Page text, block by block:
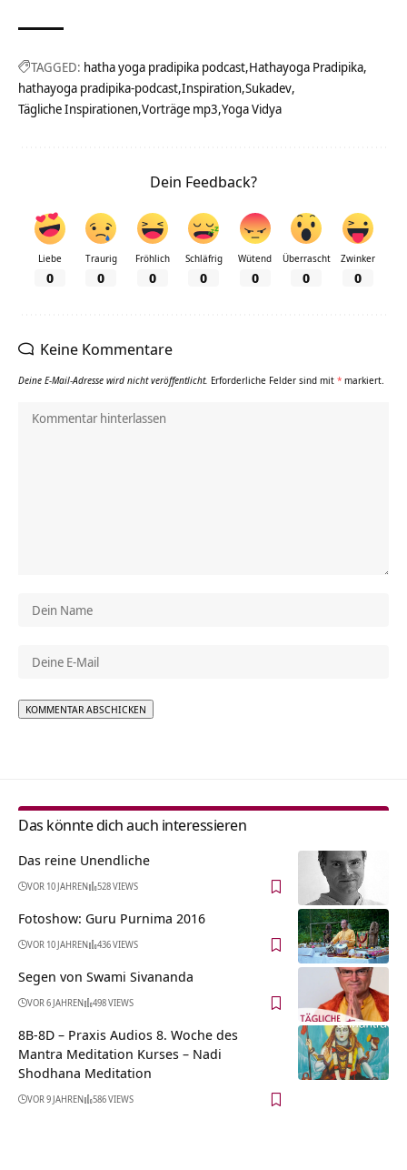
TAGGED: hatha yoga pradipika podcast Hathayoga Pradipika
hathayoga pradipika-podcast Inspiration Sukadev
Tägliche Inspirationen Vorträge mp3 Yoga Vidya
Dein Feedback?
Liebe
0
Traurig
0
Fröhlich
0
Schläfrig
0
Wütend
0
Überrascht
0
Zwinker
0
Keine Kommentare
Deine E-Mail-Adresse wird nicht veröffentlicht. Erforderliche Felder sind mit * markiert.
Das könnte dich auch interessieren
Das reine Unendliche
VOR 10 JAHREN 528 VIEWS
Fotoshow: Guru Purnima 2016
VOR 10 JAHREN 436 VIEWS
Segen von Swami Sivananda
VOR 6 JAHREN 498 VIEWS
8B-8D – Praxis Audios 8. Woche des
Mantra Meditation Kurses – Nadi
Shodhana Meditation
VOR 9 JAHREN 586 VIEWS